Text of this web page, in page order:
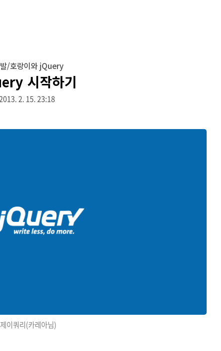
/호랑이와 jQuery
시작하기
2. 15. 23:18
제이쿼리(카레아님)